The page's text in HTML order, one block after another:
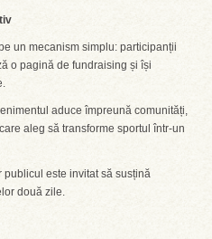
un mecanism simplu: participanții
o pagină de fundraising și își
aduce împreună comunități,
aleg să transforme sportul într-un
publicul este invitat să susțină
două zile.